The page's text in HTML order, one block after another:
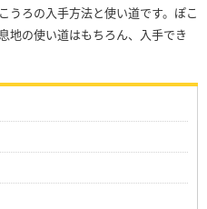
うろの入手方法と使い道です。ぽこ
地の使い道はもちろん、入手でき